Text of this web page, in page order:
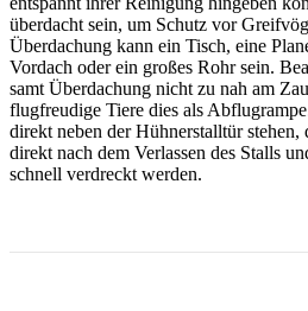
überdacht sein, um Schutz vor
Überdachung kann ein Tisch, eine
Vordach oder ein großes Rohr sein.
samt Überdachung nicht zu nah am
flugfreudige Tiere dies als
direkt neben der Hühnerstalltür
direkt nach dem Verlassen des Stalls
schnell verdreckt werden.